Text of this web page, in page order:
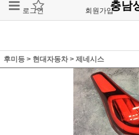
로그인 회원가입충남
후미등 > 현대자동차> 제네시스